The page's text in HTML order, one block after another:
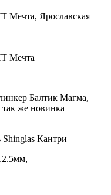
Мечта, Ярославская
Мечта
Балтик Магма,
же новинка
Кантри